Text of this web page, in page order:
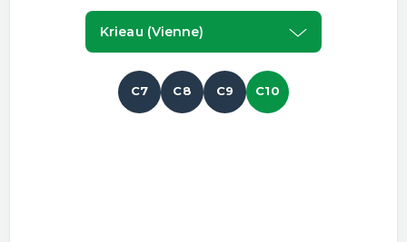
Krieau (vienne)
C7 C8 C9 C10